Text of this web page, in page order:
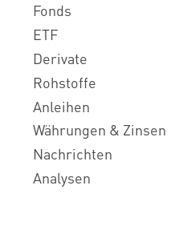
Fonds
ETF
Derivate
Rohstoffe
Anleihen
Währungen & Zinsen
Nachrichten
Analysen